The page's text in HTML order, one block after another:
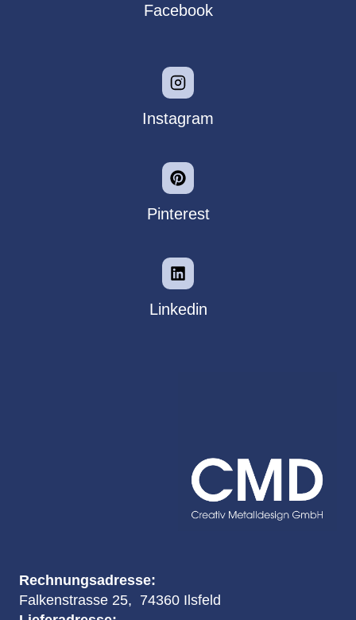
Facebook
Instagram
Pinterest
Linkedin
Rechnungsadresse:
Falkenstrasse 25, 74360 Ilsfeld